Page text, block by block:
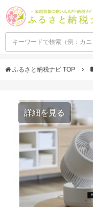
ふるさと納税ナビ TOP
詳細を見る